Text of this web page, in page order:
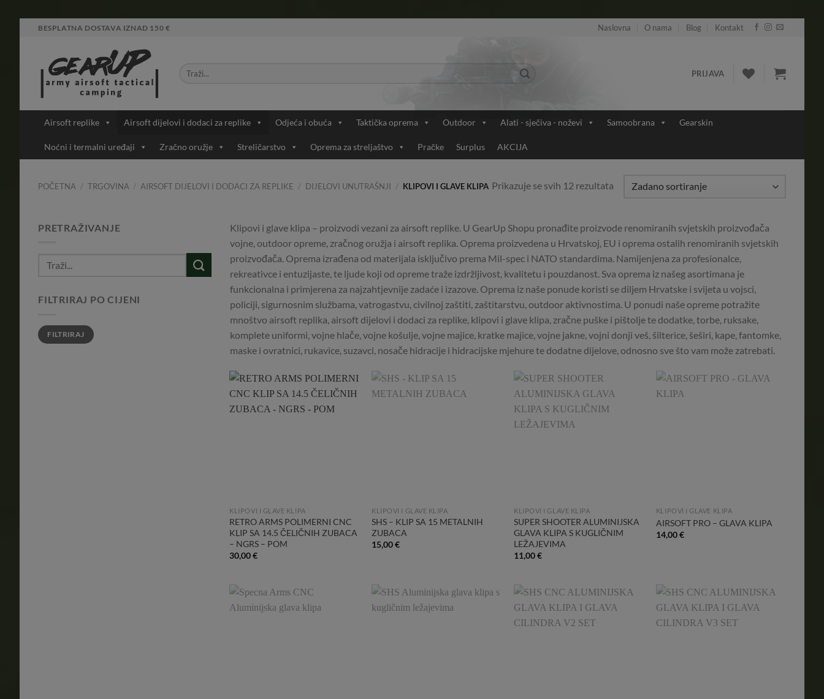
BESPLATNA DOSTAVA IZNAD 150 € Naslovna O nama Blog Kontakt
PRIJAVA
Airsoft replike Airsoft dijelovi i dodaci za replike Odjeća i obuća Taktička oprema Outdoor Alati - sječiva - noževi Samoobrana Gearskin
Noćni i termalni uređaji Zračno oružje Streličarstvo Oprema za streljaštvo Pračke Surplus AKCIJA
POČETNA / TRGOVINA / AIRSOFT DIJELOVI I DODACI ZA REPLIKE / DIJELOVI UNUTRAŠNJI / KLIPOVI I GLAVE KLIPA Prikazuje se svih 12 rezultata
PRETRAŽIVANJE
FILTRIRAJ PO CIJENI
Min
cijena
Maks
cijenaFILTRIRAJ
Klipovi i glave klipa – proizvodi vezani za airsoft replike. U GearUp Shopu pronađite proizvode renomiranih svjetskih proizvođača
vojne, outdoor opreme, zračnog oružja i airsoft replika. Oprema proizvedena u Hrvatskoj, EU i oprema ostalih renomiranih svjetskih
proizvođača. Oprema izrađena od materijala isključivo prema Mil-spec i NATO standardima. Namijenjena za profesionalce,
rekreativce i entuzijaste, te ljude koji od opreme traže izdržljivost, kvalitetu i pouzdanost. Sva oprema iz našeg asortimana je
funkcionalna i primjerena za najzahtjevnije zadaće i izazove. Oprema iz naše ponude koristi se diljem Hrvatske i svijeta u vojsci,
policiji, sigurnosnim službama, vatrogastvu, civilnoj zaštiti, zaštitarstvu, outdoor aktivnostima. U ponudi naše opreme potražite
mnoštvo airsoft replika, airsoft dijelovi i dodaci za replike, klipovi i glave klipa, zračne puške i pištolje te dodatke, torbe, ruksake,
komplete uniformi, vojne hlače, vojne košulje, vojne majice, kratke majice, vojne jakne, vojni donji veš, šilterice, šeširi, kape, fantomke,
maske i ovratnici, rukavice, suzavci, nosače hidracije i hidracijske mjehure te dodatne dijelove, odnosno sve što vam može zatrebati.
Add to
Wishlist
KLIPOVI I GLAVE KLIPA
RETRO ARMS POLIMERNI CNC
KLIP SA 14.5 ČELIČNIH ZUBACA
– NGRS – POM
30,00€
KLIPOVI I GLAVE KLIPA
SHS – KLIP SA 15 METALNIH
ZUBACA
15,00€
KLIPOVI I GLAVE KLIPA
SUPER SHOOTER ALUMINIJSKA
GLAVA KLIPA S KUGLIČNIM
LEŽAJEVIMA
11,00€
KLIPOVI I GLAVE KLIPA
AIRSOFT PRO – GLAVA KLIPA
14,00€